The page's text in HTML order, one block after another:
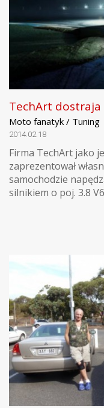
TechArt
Moto fanatyk / Tuning
2014.02.18
Firma TechArt jako
zaprezentował
samochodzie
silnikiem o poj. 3.8